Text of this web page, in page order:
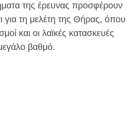
της έρευνας προσφέρουν
για τη μελέτη της Θήρας, όπου
και οι λαϊκές κατασκευές
βαθμό.